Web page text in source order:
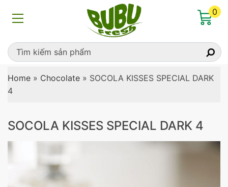
0
Home » Chocolate » SOCOLA KISSES SPECIAL DARK
4
SOCOLA KISSES SPECIAL DARK 4